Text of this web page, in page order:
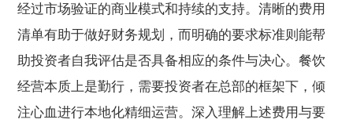
经过市场验证的商业模式和持续的支持。清晰的费用
清单有助于做好财务规划，而明确的要求标准则能帮
助投资者自我评估是否具备相应的条件与决心。餐饮
经营本质上是勤行，需要投资者在总部的框架下，倾
注心血进行本地化精细运营。深入理解上述费用与要